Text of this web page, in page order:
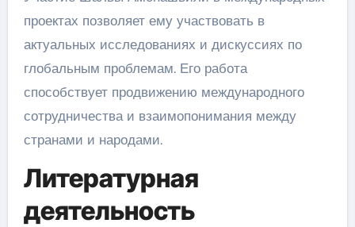
проектах позволяет ему участвовать в
актуальных исследованиях и дискуссиях по
глобальным проблемам. Его работа
способствует продвижению международного
сотрудничества и взаимопонимания между
странами и народами.
Литературная
деятельность